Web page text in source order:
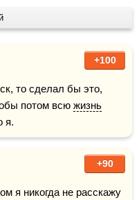
+100
то сделал бы это,
потом всю жизнь
я.
+90